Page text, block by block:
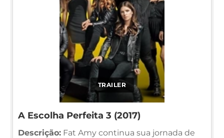
TRAILER
A Escolha Perfeita 3 (2017)
Descrição: Fat Amy continua sua jornada de